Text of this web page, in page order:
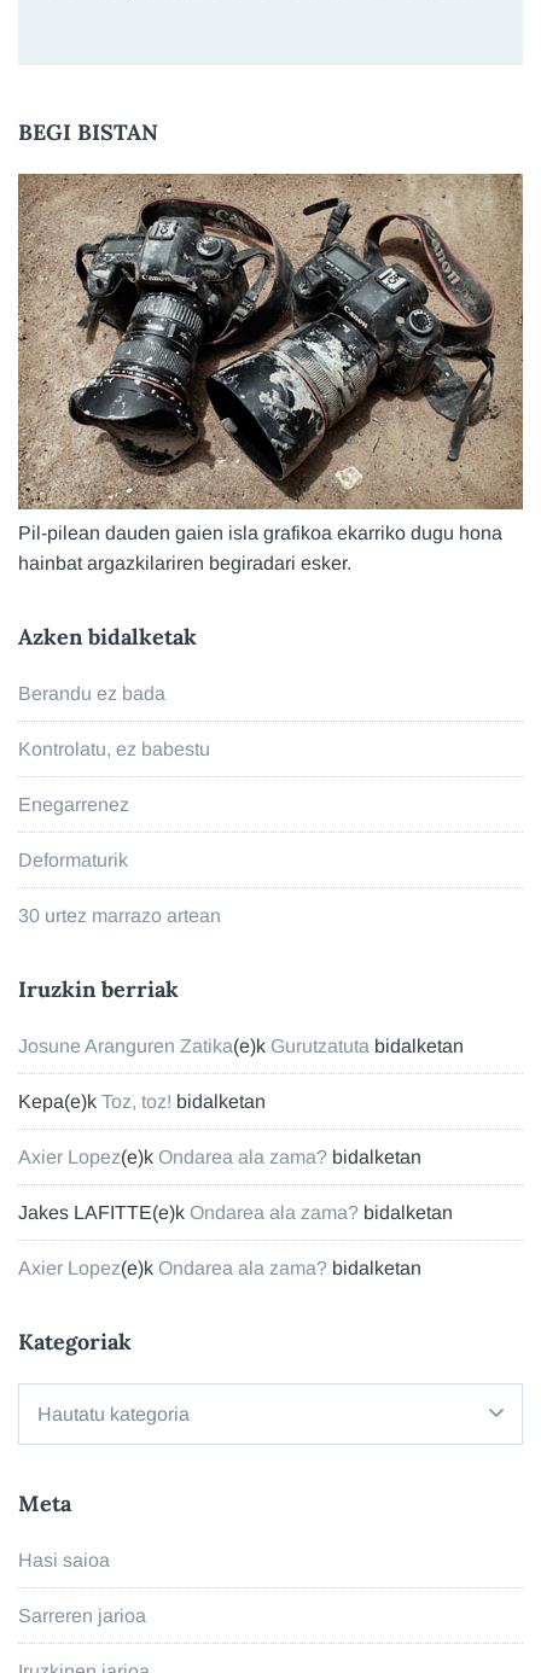
BEGI BISTAN
Pil-pilean dauden gaien isla grafikoa ekarriko dugu hona
hainbat argazkilariren begiradari esker.
Azken bidalketak
Berandu ez bada
Kontrolatu, ez babestu
Enegarrenez
Deformaturik
30 urtez marrazo artean
Iruzkin berriak
Josune Aranguren Zatika(e)k Gurutzatuta bidalketan
Kepa(e)k Toz, toz! bidalketan
Axier Lopez(e)k Ondarea ala zama? bidalketan
Jakes LAFITTE(e)k Ondarea ala zama? bidalketan
Axier Lopez(e)k Ondarea ala zama? bidalketan
Kategoriak
Meta
Hasi saioa
Sarreren jarioa